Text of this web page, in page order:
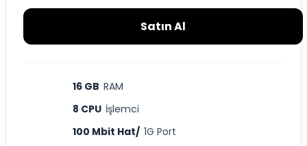
Satın Al
16 GB RAM
8 CPU İşlemci
100 Mbit Hat/ 1G Port